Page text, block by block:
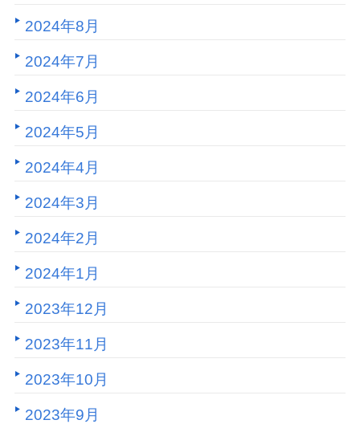
2024年8月
2024年7月
2024年6月
2024年5月
2024年4月
2024年3月
2024年2月
2024年1月
2023年12月
2023年11月
2023年10月
2023年9月